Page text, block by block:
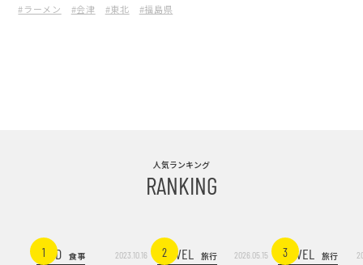
#ラーメン #会津 #東北 #福島県
人気ランキング
RANKING
1FOOD 食事 2023.10.16 2
TRAVEL 旅行 2026.05.15 3
TRAVEL 旅行